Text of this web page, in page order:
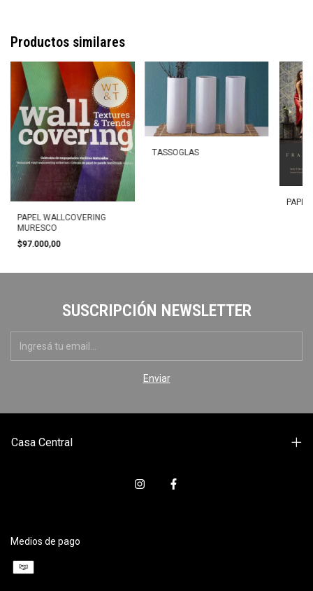
Productos similares
PAPEL WALLCOVERING
MURESCO
$97.000,00
TASSOGLAS
SUSCRIPCIÓN NEWSLETTER
Casa Central
Medios de pago